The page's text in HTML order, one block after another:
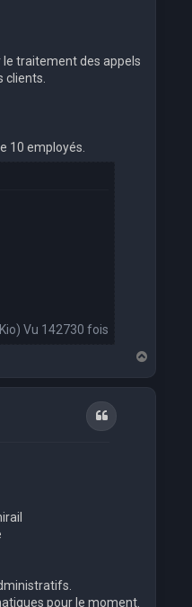
le traitement des appels
clients.
10 employés.
Vu 142730 fois
a
Citation
pour le moment.